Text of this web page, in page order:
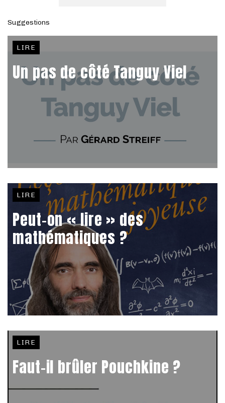
Suggestions
LIRE
Un pas de côté Tanguy Viel
LIRE
Peut-on « lire » des
mathématiques ?
LIRE
Faut-il brûler Pouchkine ?